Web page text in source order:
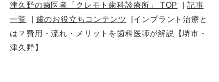
津久野の歯医者「クレモト歯科診療所」 TOP
記事
一覧
歯のお役立ちコンテンツ
インプラント治療と
は？費用・流れ・メリットを歯科医師が解説【堺市・
津久野】